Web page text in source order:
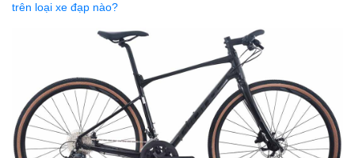
trên loại xe đạp nào?